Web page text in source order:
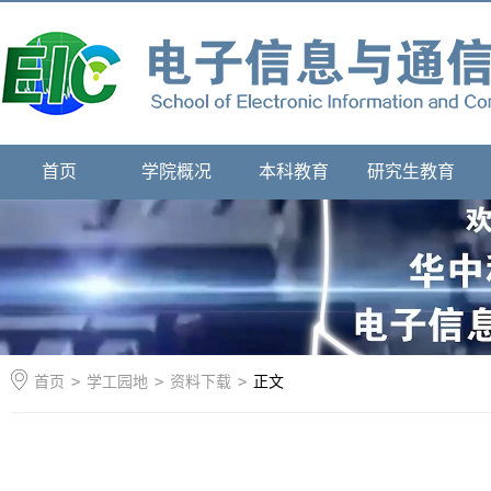
首页 学院概况 本科教育 研究生教育
首页 > 学工园地 > 资料下载 > 正文